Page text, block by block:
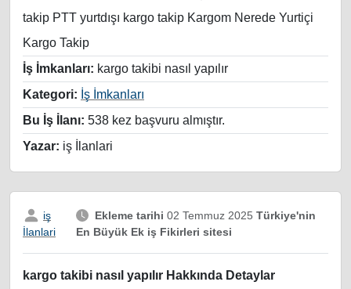
takip PTT yurtdışı kargo takip Kargom Nerede Yurtiçi
Kargo Takip
İş İmkanları: kargo takibi nasıl yapılır
Kategori: İş İmkanları
Bu İş İlanı: 538 kez başvuru almıştır.
Yazar: iş İlanlari
iş
İlanlari
Ekleme tarihi 02 Temmuz 2025 Türkiye'nin
En Büyük Ek iş Fikirleri sitesi
kargo takibi nasıl yapılır Hakkında Detaylar